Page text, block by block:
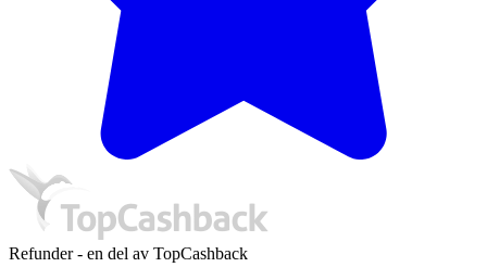
Refunder - en del av TopCashback